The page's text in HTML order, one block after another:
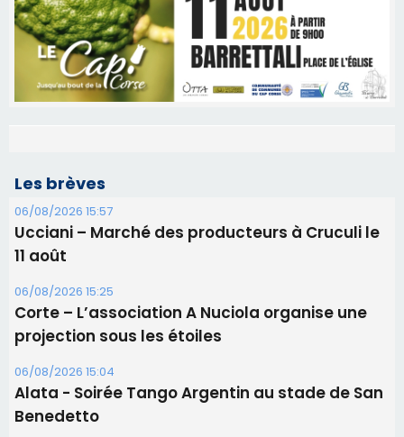
Les brèves
06/08/2026 15:57
Ucciani – Marché des producteurs à Cruculi le
11 août